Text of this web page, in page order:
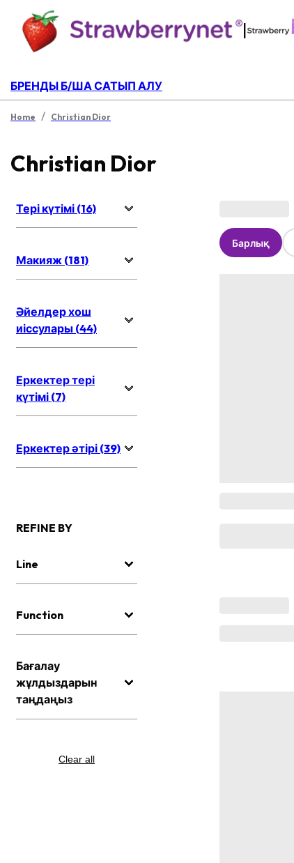
|
БРЕНДЫ Б/ША САТЫП АЛУ
Home / Christian Dior
Christian Dior
Тері күтімі (16)
Макияж (181)
Әйелдер хош
иіссулары (44)
Еркектер тері
күтімі (7)
Еркектер әтірі (39)
REFINE BY
Line
Function
Бағалау
жұлдыздарын
таңдаңыз
Clear all
Барлық